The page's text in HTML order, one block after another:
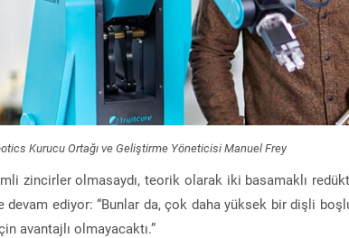
Kurucu Ortağı ve Geliştirme Yöneticisi Manuel Frey
zincirler olmasaydı, teorik olarak iki basamaklı
devam ediyor: “Bunlar da, çok daha yüksek bir dişli
avantajlı olmayacaktı.”